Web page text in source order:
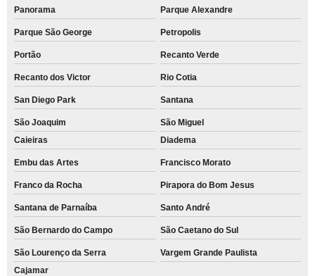
Panorama Parque Alexandre
Parque São George Petropolis
Portão Recanto Verde
Recanto dos Victor Rio Cotia
San Diego Park Santana
São Joaquim
São Miguel
Caieiras
Diadema
Embu das Artes Francisco Morato
Franco da Rocha Pirapora do Bom Jesus
Santana de Parnaíba Santo André
São Bernardo do Campo São Caetano do Sul
São Lourenço da Serra
Vargem Grande Paulista
Cajamar